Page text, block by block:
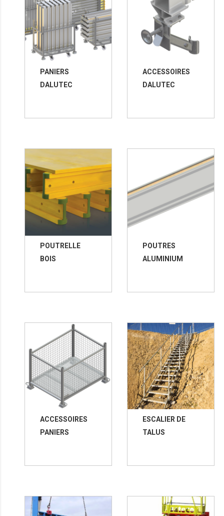
PANIERS
DALUTEC
ACCESSOIRES
DALUTEC
POUTRELLE
BOIS
POUTRES
ALUMINIUM
ACCESSOIRES
PANIERS
ESCALIER DE
TALUS